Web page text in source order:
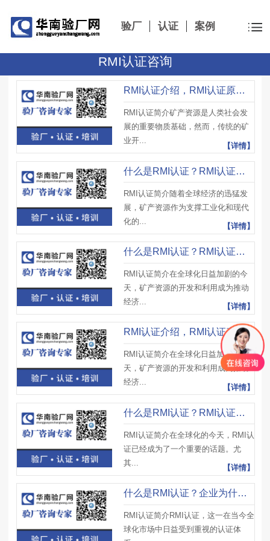
验厂 认证 案例
RMI认证咨询
RMI认证介绍，RMI认证原则、RMI认证实施方式及作用
RMI认证简介矿产资源是人类社会发
展的重要物质基础，然而，传统的矿
业开...
【详情】
什么是RMI认证？RMI认证实施策略有哪些？通过后有哪些影响？
RMI认证简介随着全球经济的迅猛发
展，矿产资源作为支撑工业化和现代
化的...
【详情】
什么是RMI认证？RMI认证流程是怎样的？有哪些意义？
RMI认证简介在全球化日益加剧的今
天，矿产资源的开发和利用成为推动
经济...
【详情】
RMI认证介绍，RMI认证产生背景、核心原则及审核意义
RMI认证简介在全球化日益加剧的今
天，矿产资源的开发和利用成为推动
经济...
【详情】
什么是RMI认证？RMI认证核心要素有哪些？有哪些注意事项？
RMI认证简介在全球化的今天，RMI认
证已经成为了一个重要的话题。尤
其...
【详情】
什么是RMI认证？企业为什么要做RMI认证？
RMI认证简介RMI认证，这一在当今全
球化市场中日益受到重视的认证体